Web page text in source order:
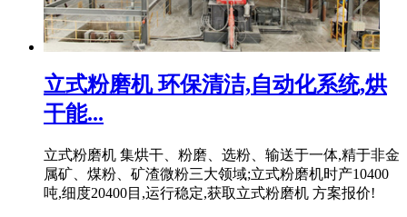
立式粉磨机 环保清洁,自动化系统,烘
干能...
立式粉磨机 集烘干、粉磨、选粉、输送于一体,精于非金
属矿、煤粉、矿渣微粉三大领域;立式粉磨机时产10400
吨,细度20400目,运行稳定,获取立式粉磨机 方案报价!